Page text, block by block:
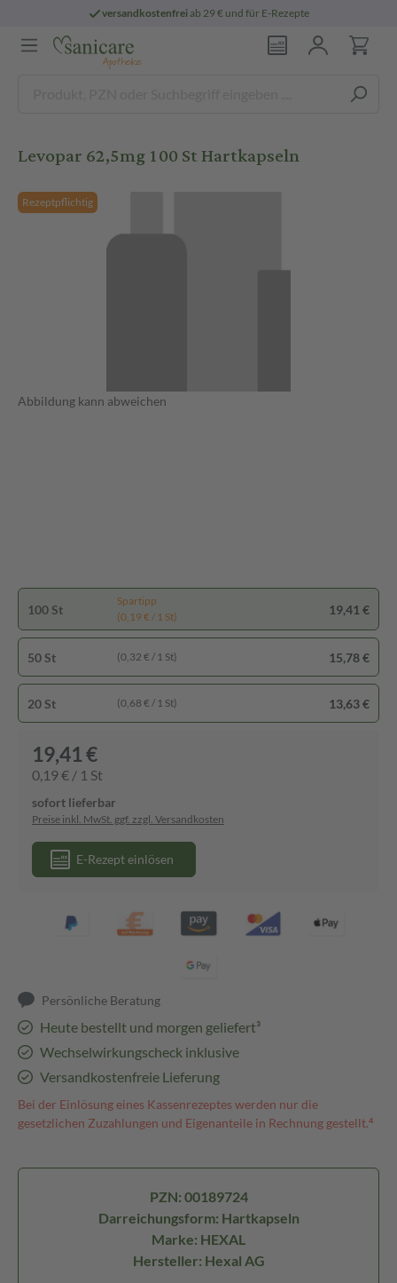
versandkostenfreiab 29 € und für E-Rezepte
Levopar 62,5mg 100 St Hartkapseln
Rezeptpflichtig
Abbildung kann abweichen
100 St
Spartipp
(0,19 € / 1 St)
19,41 €
50 St (0,32 € / 1 St) 15,78 €
20 St (0,68 € / 1 St) 13,63 €
19,41 €
0,19 € / 1 St
sofort lieferbar
Preise inkl. MwSt. ggf. zzgl. Versandkosten
E-Rezept einlösen
Persönliche Beratung
Heute bestellt und morgen geliefert³
Wechselwirkungscheck inklusive
Versandkostenfreie Lieferung
Bei der Einlösung eines Kassenrezeptes werden nur die
gesetzlichen Zuzahlungen und Eigenanteile in Rechnung gestellt.⁴
PZN: 00189724
Darreichungsform: Hartkapseln
Marke: HEXAL
Hersteller: Hexal AG